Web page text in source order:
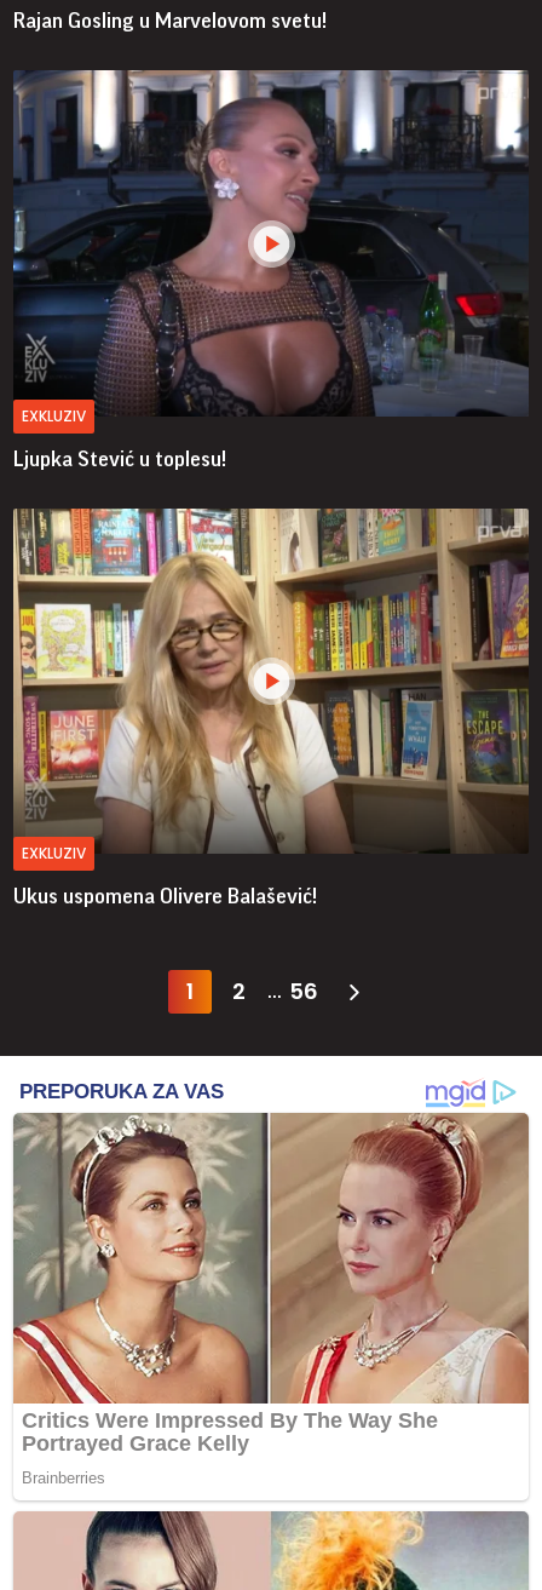
Rajan Gosling u Marvelovom svetu!
EXKLUZIV
Ljupka Stević u toplesu!
EXKLUZIV
Ukus uspomena Olivere Balašević!
1 2 ... 56